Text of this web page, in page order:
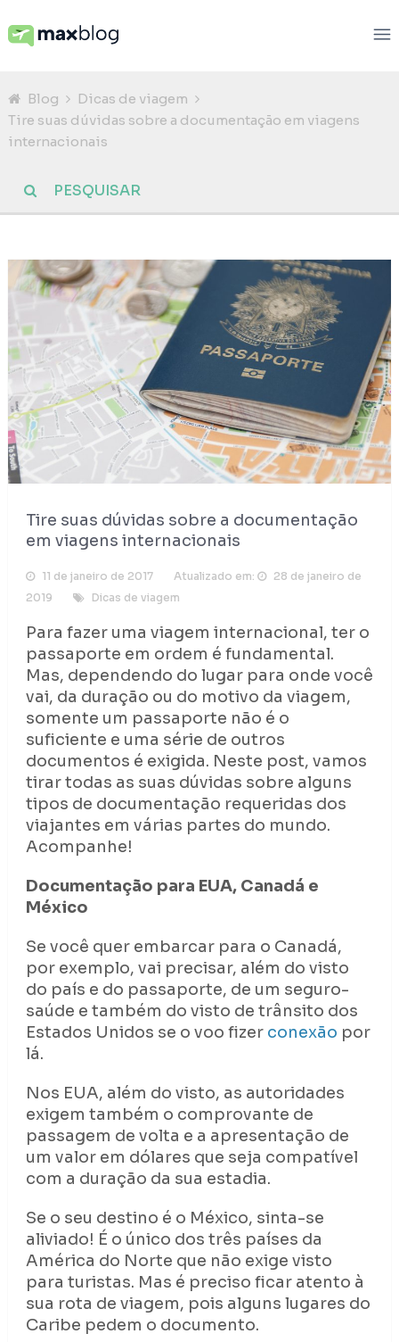
Blog
Dicas de viagem
Tire suas dúvidas sobre a documentação em viagens
internacionais
Tire suas dúvidas sobre a documentação
em viagens internacionais
11 de janeiro de 2017 Atualizado em:
28 de janeiro de
2019
Dicas de viagem
Para fazer uma viagem internacional, ter o
passaporte em ordem é fundamental.
Mas, dependendo do lugar para onde você
vai, da duração ou do motivo da viagem,
somente um passaporte não é o
suficiente e uma série de outros
documentos é exigida. Neste post, vamos
tirar todas as suas dúvidas sobre alguns
tipos de documentação requeridas dos
viajantes em várias partes do mundo.
Acompanhe!
Documentação para EUA, Canadá e
México
Se você quer embarcar para o Canadá,
por exemplo, vai precisar, além do visto
do país e do passaporte, de um seguro-
saúde e também do visto de trânsito dos
Estados Unidos se o voo fizer conexão por
lá.
Nos EUA, além do visto, as autoridades
exigem também o comprovante de
passagem de volta e a apresentação de
um valor em dólares que seja compatível
com a duração da sua estadia.
Se o seu destino é o México, sinta-se
aliviado! É o único dos três países da
América do Norte que não exige visto
para turistas. Mas é preciso ficar atento à
sua rota de viagem, pois alguns lugares do
Caribe pedem o documento.